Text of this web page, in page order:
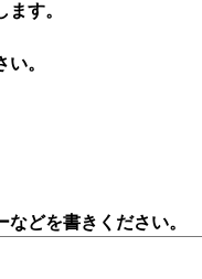
す。
。
どを書きください。